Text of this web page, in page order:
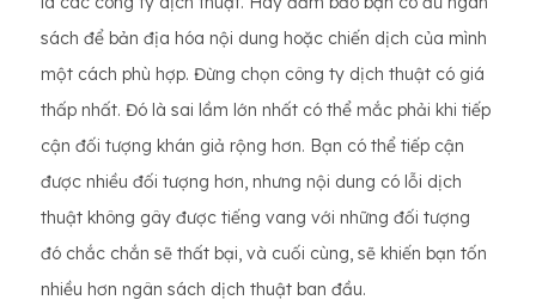
sách để bản địa hóa nội dung hoặc chiến dịch của mình
một cách phù hợp. Đừng chọn công ty dịch thuật có giá
thấp nhất. Đó là sai lầm lớn nhất có thể mắc phải khi tiếp
cận đối tượng khán giả rộng hơn. Bạn có thể tiếp cận
được nhiều đối tượng hơn, nhưng nội dung có lỗi dịch
thuật không gây được tiếng vang với những đối tượng
đó chắc chắn sẽ thất bại, và cuối cùng, sẽ khiến bạn tốn
nhiều hơn ngân sách dịch thuật ban đầu.